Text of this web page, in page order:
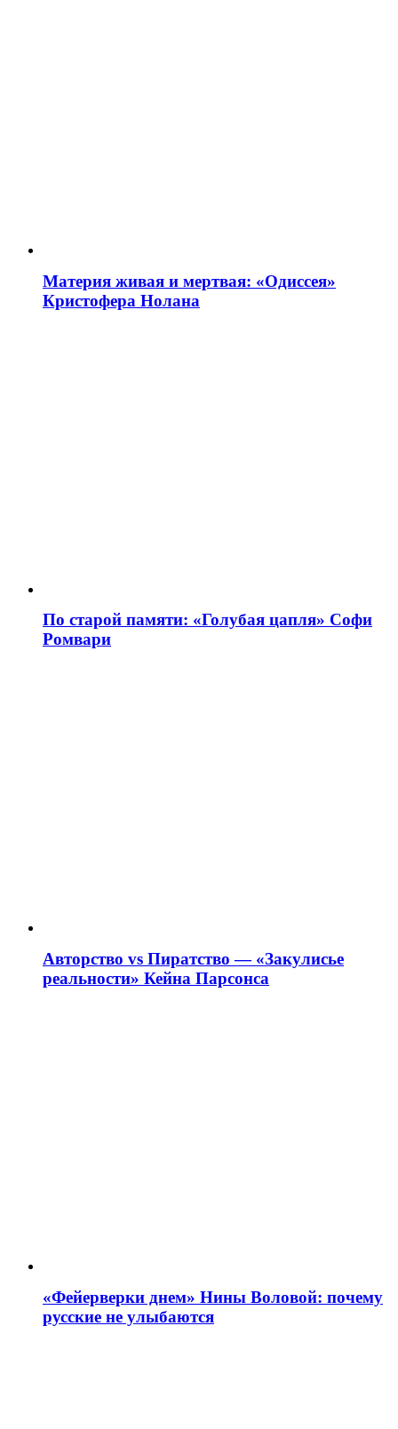
Материя живая и мертвая: «Одиссея»
Кристофера Нолана
По старой памяти: «Голубая цапля» Софи
Ромвари
Авторство vs Пиратство — «Закулисье
реальности» Кейна Парсонса
«Фейерверки днем» Нины Воловой: почему
русские не улыбаются